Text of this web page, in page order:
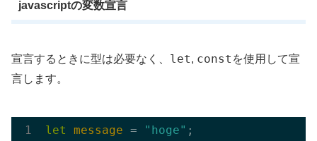
javascriptの変数宣言
宣言するときに型は必要なく、 let, const を使用して宣
言します。
let message = "hoge"